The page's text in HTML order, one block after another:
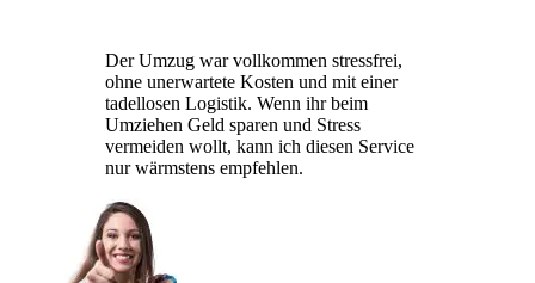
Der Umzug war vollkommen stressfrei,
ohne unerwartete Kosten und mit einer
tadellosen Logistik. Wenn ihr beim
Umziehen Geld sparen und Stress
vermeiden wollt, kann ich diesen Service
nur wärmstens empfehlen.